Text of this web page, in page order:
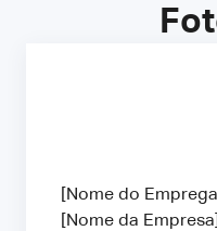
[Nome do
[Nome da Empresa]